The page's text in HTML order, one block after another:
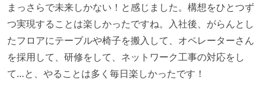
まっさらで未来しかない！と感じました。構想をひとつず
つ実現することは楽しかったですね。入社後、がらんとし
たフロアにテーブルや椅子を搬入して、オペレーターさん
を採用して、研修をして、ネットワーク工事の対応をし
て…と、やることは多く毎日楽しかったです！